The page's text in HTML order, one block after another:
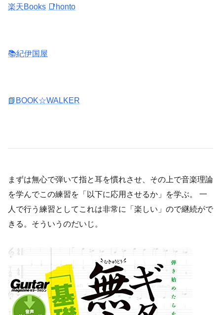
楽天Books 📑honto
📚紀伊国屋
📗BOOK☆WALKER
まずは無心で弾いて指と耳を慣れさせ、その上で音楽理論
を学んでこの練習を「以下に応用させるか」を学ぶ。 一
人で行う練習としてこれは非常に「楽しい」ので継続がで
きる。そういうのだいじ。